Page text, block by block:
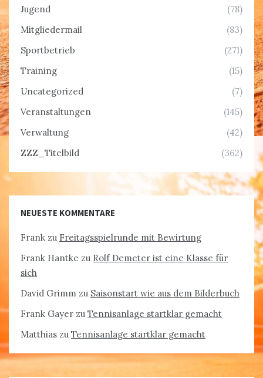
Jugend
(78)
Mitgliedermail
(83)
Sportbetrieb
(271)
Training
(15)
Uncategorized
(7)
Veranstaltungen
(145)
Verwaltung
(42)
ZZZ_Titelbild
(362)
NEUESTE KOMMENTARE
Frank zu Freitagsspielrunde mit Bewirtung
Frank Hantke zu Rolf Demeter ist eine Klasse für
sich
David Grimm zu Saisonstart wie aus dem Bilderbuch
Frank Gayer zu Tennisanlage startklar gemacht
Matthias zu Tennisanlage startklar gemacht